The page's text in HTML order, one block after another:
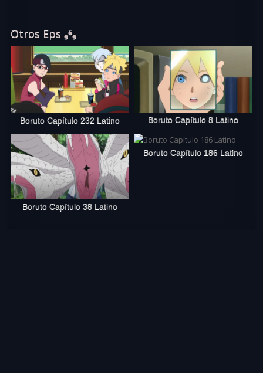
Otros Eps ❟❛❟
Boruto Capítulo 232 Latino Boruto Capítulo 8 Latino
Boruto Capítulo 38 Latino
Boruto Capítulo 186 Latino